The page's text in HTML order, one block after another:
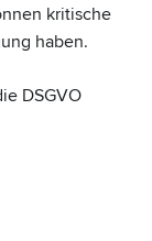
kritische
haben.
DSGVO